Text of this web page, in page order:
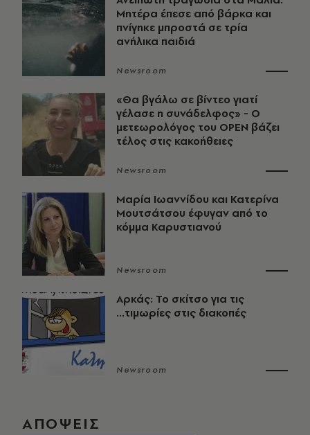
Μητέρα έπεσε από βάρκα και
πνίγηκε μπροστά σε τρία
ανήλικα παιδιά
Newsroom
«Θα βγάλω σε βίντεο γιατί
γέλασε η συνάδελφος» - Ο
μετεωρολόγος του OPEN βάζει
τέλος στις κακοήθειες
Newsroom
Μαρία Ιωαννίδου και Κατερίνα
Μουτσάτσου έφυγαν από το
κόμμα Καρυστιανού
Newsroom
Αρκάς: Το σκίτσο για τις
...τιμωρίες στις διακοπές
Newsroom
ΑΠΟΨΕΙΣ